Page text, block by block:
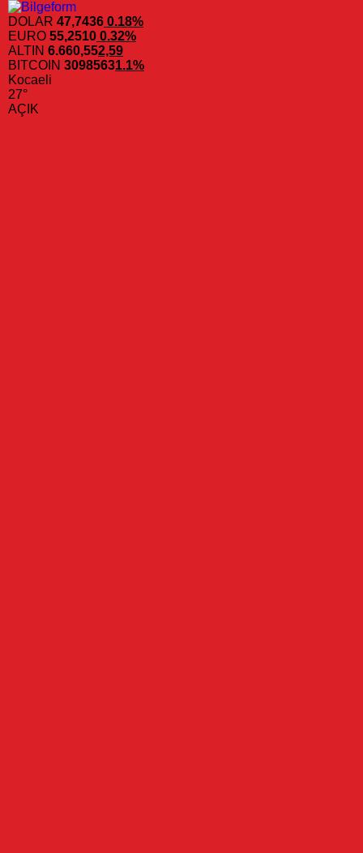
DOLAR 47,7436 0.18%
EURO 55,2510 0.32%
ALTIN 6.660,552,59
BITCOIN 30985631.1%
Kocaeli
27°
AÇIK